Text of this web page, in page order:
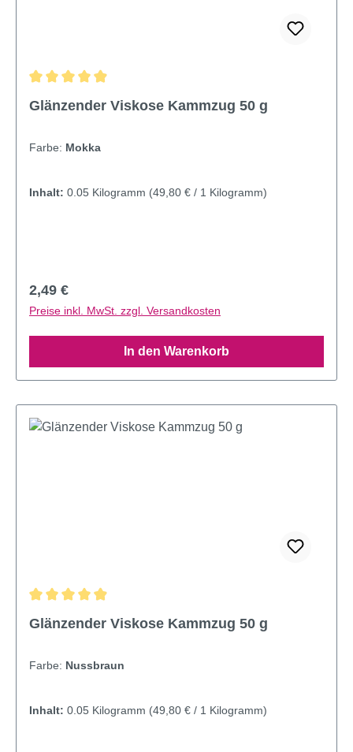
Glänzender Viskose Kammzug 50 g
Farbe: Mokka
Inhalt: 0.05 Kilogramm (49,80 € / 1 Kilogramm)
Regulärer Preis:
2,49 €
Preise inkl. MwSt. zzgl. Versandkosten
In den Warenkorb
Glänzender Viskose Kammzug 50 g
Farbe: Nussbraun
Inhalt: 0.05 Kilogramm (49,80 € / 1 Kilogramm)